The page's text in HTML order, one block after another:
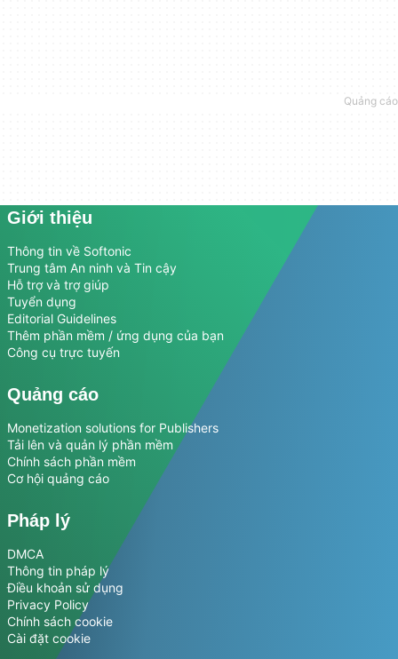
Giới thiệu
Thông tin về Softonic
Trung tâm An ninh và Tin cậy
Hỗ trợ và trợ giúp
Tuyển dụng
Editorial Guidelines
Thêm phần mềm / ứng dụng của bạn
Công cụ trực tuyến
Quảng cáo
Monetization solutions for Publishers
Tải lên và quản lý phần mềm
Chính sách phần mềm
Cơ hội quảng cáo
Pháp lý
DMCA
Thông tin pháp lý
Điều khoản sử dụng
Privacy Policy
Chính sách cookie
Cài đặt cookie